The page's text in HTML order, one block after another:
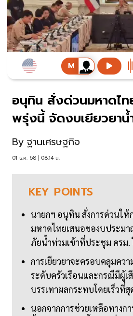
อนุทิน สั่งด่วนมหาดไ
พรุ่งนี้ จัดงบเยียวยาน้
By ฐานเศรษฐกิจ
01 ธ.ค. 68 | 08:14 น.
KEY POINTS
นายกฯ อนุทิน สั่งการด่วนให้
มหาดไทยเสนอของบประม
ภัยน้ำท่วมเข้าที่ประชุม ครม.
การเยียวยาจะครอบคลุมคว
ระดับครัวเรือนและกรณีมีผู้เ
บรรเทาผลกระทบโดยเร็วที่สุ
นอกจากการช่วยเหลือทางกา